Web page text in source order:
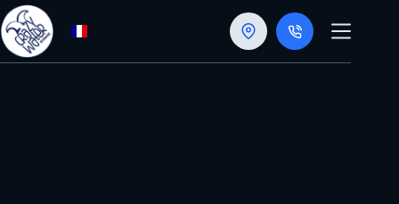
Passer
au
contenu